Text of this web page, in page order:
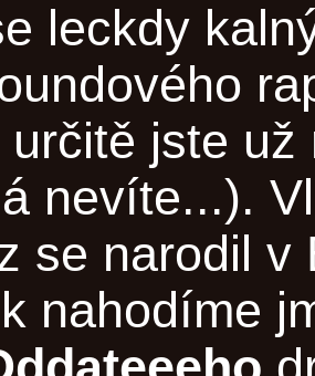
leckdy
jste
nevíte...).
se narodil v
nahodíme